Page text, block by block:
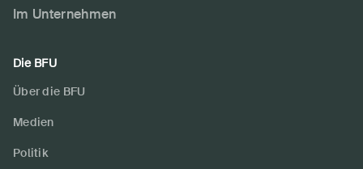
Im Unternehmen
Die BFU
Über die BFU
Medien
Politik